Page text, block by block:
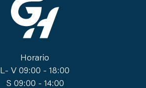
Horario
L- V 09:00 - 18:00
S 09:00 - 14:00